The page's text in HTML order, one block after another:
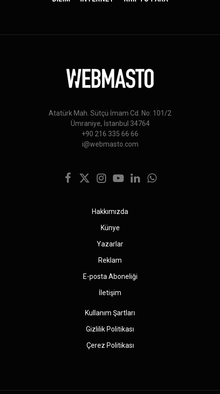
Atatürk Mah. Sütçü İmam Cd. No: 101/2
Ümraniye, İstanbul 34764
+90 216 335 66 66
i@webmasto.com
Facebook
X
Instagram
YouTubeLinkedInWhatsApp
Hakkımızda
Künye
Yazarlar
Reklam
E-posta Aboneliği
İletişim
Kullanım Şartları
Gizlilik Politikası
Çerez Politikası